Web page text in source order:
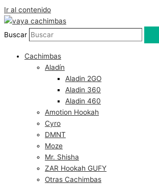
Ir al contenido
Buscar
Cachimbas
Aladín
Aladin 2GO
Aladin 360
Aladin 460
Amotion Hookah
Cyro
DMNT
Moze
Mr. Shisha
ZAR Hookah GUFY
Otras Cachimbas